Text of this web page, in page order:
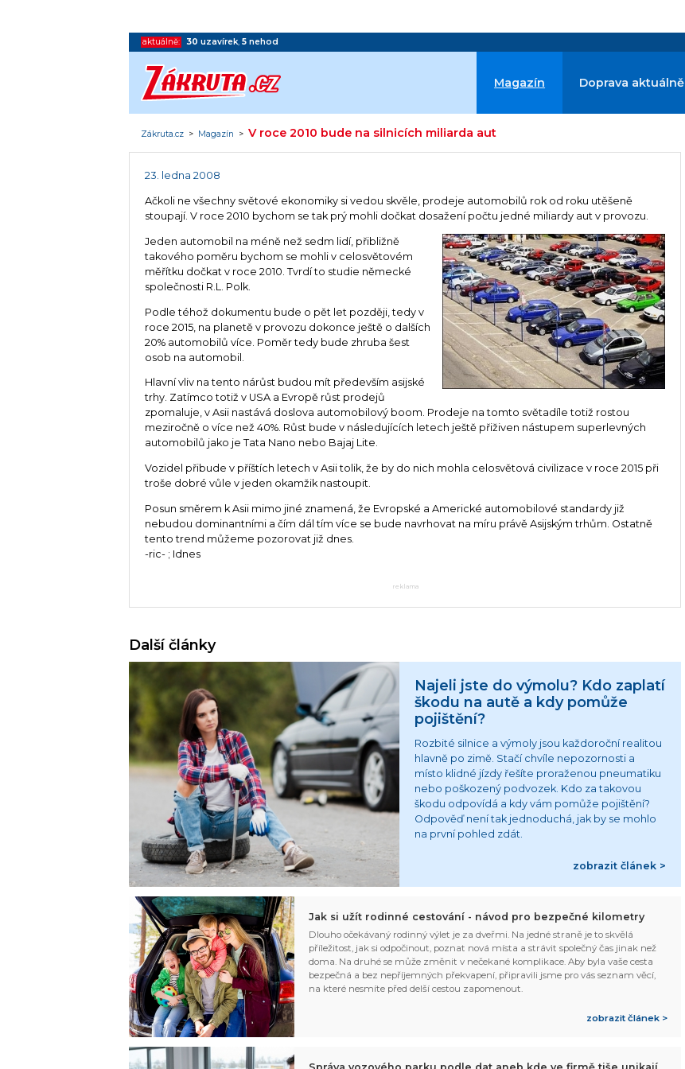
aktuálně: 30 uzavírek,5 nehod
Magazín Doprava aktuálně
Zákruta.cz > Magazín >V roce 2010 bude na silnicích miliarda aut
23. ledna 2008
Ačkoli ne všechny světové ekonomiky si vedou skvěle, prodeje automobilů rok od roku utěšeně
stoupají. V roce 2010 bychom se tak prý mohli dočkat dosažení počtu jedné miliardy aut v provozu.
Jeden automobil na méně než sedm lidí, přibližně
takového poměru bychom se mohli v celosvětovém
měřítku dočkat v roce 2010. Tvrdí to studie německé
společnosti R.L. Polk.
Podle téhož dokumentu bude o pět let později, tedy v
roce 2015, na planetě v provozu dokonce ještě o dalších
20% automobilů více. Poměr tedy bude zhruba šest
osob na automobil.
Hlavní vliv na tento nárůst budou mít především asijské
trhy. Zatímco totiž v USA a Evropě růst prodejů
zpomaluje, v Asii nastává doslova automobilový boom. Prodeje na tomto světadíle totiž rostou
meziročně o více než 40%. Růst bude v následujících letech ještě přiživen nástupem superlevných
automobilů jako je Tata Nano nebo Bajaj Lite.
Vozidel přibude v příštích letech v Asii tolik, že by do nich mohla celosvětová civilizace v roce 2015 při
troše dobré vůle v jeden okamžik nastoupit.
Posun směrem k Asii mimo jiné znamená, že Evropské a Americké automobilové standardy již
nebudou dominantními a čím dál tím více se bude navrhovat na míru právě Asijským trhům. Ostatně
tento trend můžeme pozorovat již dnes.
-ric- ; Idnes
reklama
Další články
Najeli jste do výmolu? Kdo zaplatí
škodu na autě a kdy pomůže
pojištění?
Rozbité silnice a výmoly jsou každoroční realitou
hlavně po zimě. Stačí chvíle nepozornosti a
místo klidné jízdy řešíte proraženou pneumatiku
nebo poškozený podvozek. Kdo za takovou
škodu odpovídá a kdy vám pomůže pojištění?
Odpověď není tak jednoduchá, jak by se mohlo
na první pohled zdát.
zobrazit článek >
Jak si užít rodinné cestování - návod pro bezpečné kilometry
Dlouho očekávaný rodinný výlet je za dveřmi. Na jedné straně je to skvělá
příležitost, jak si odpočinout, poznat nová místa a strávit společný čas jinak než
doma. Na druhé se může změnit v nečekané komplikace. Aby byla vaše cesta
bezpečná a bez nepříjemných překvapení, připravili jsme pro vás seznam věcí,
na které nesmíte před delší cestou zapomenout.
zobrazit článek >